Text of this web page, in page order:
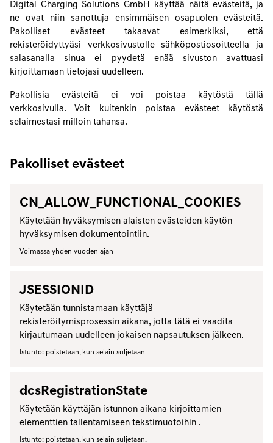
Digital Charging Solutions GmbH käyttää näitä evästeitä, ja
ne ovat niin sanottuja ensimmäisen osapuolen evästeitä.
Pakolliset evästeet takaavat esimerkiksi, että
rekisteröidyttyäsi verkkosivustolle sähköpostiosoitteella ja
salasanalla sinua ei pyydetä enää sivuston avattuasi
kirjoittamaan tietojasi uudelleen.
Pakollisia evästeitä ei voi poistaa käytöstä tällä
verkkosivulla. Voit kuitenkin poistaa evästeet käytöstä
selaimestasi milloin tahansa.
Pakolliset evästeet
CN_ALLOW_FUNCTIONAL_COOKIES
Käytetään hyväksymisen alaisten evästeiden käytön
hyväksymisen dokumentointiin.
Voimassa yhden vuoden ajan
JSESSIONID
Käytetään tunnistamaan käyttäjä
rekisteröitymisprosessin aikana, jotta tätä ei vaadita
kirjautumaan uudelleen jokaisen napsautuksen jälkeen.
Istunto: poistetaan, kun selain suljetaan
dcsRegistrationState
Käytetään käyttäjän istunnon aikana kirjoittamien
elementtien tallentamiseen tekstimuotoihin .
Istunto: poistetaan, kun selain suljetaan.